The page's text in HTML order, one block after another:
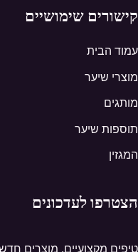
קישורים שימושיים
עמוד הבית
מוצרי שיער
מותגים
תוספות שיער
המגזין
הצטרפו לעדכונים
טיפים מקצועיים, מוצרים